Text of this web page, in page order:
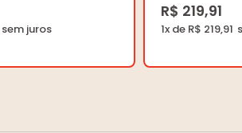
R$ 219,91
1x de R$ 219,91